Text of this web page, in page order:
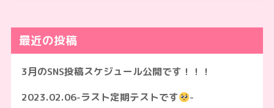
最近の投稿
3月のSNS投稿スケジュール公開です！！！
2023.02.06-ラスト定期テストです
-